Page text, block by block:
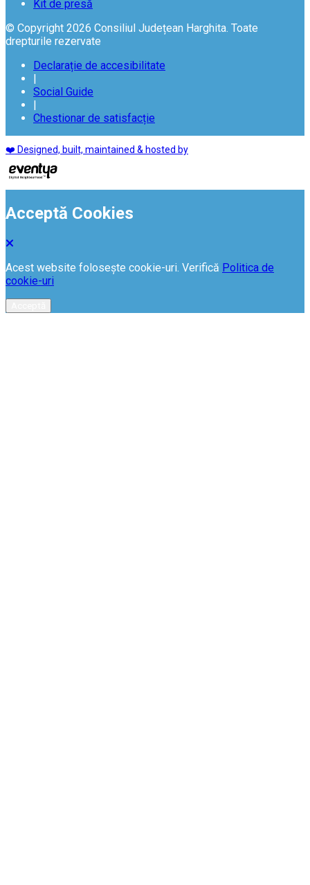
Kit de presă
© Copyright 2026 Consiliul Județean Harghita. Toate
drepturile rezervate
Declarație de accesibilitate
Social Guide
Chestionar de satisfacție
❤️ Designed, built, maintained & hosted by
Acceptă Cookies
Acest website folosește cookie-uri. Verifică Politica de
cookie-uri